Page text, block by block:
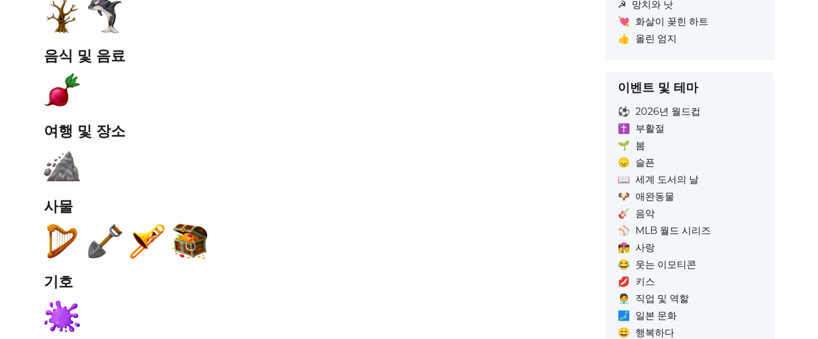
음식 및 음료
여행 및 장소
사물
기호
☭ 망치와 낫
💘 화살이 꽂힌 하트
👍
올린 엄지
이벤트 및 테마
⚽ 2026년 월드컵
✝️
부활절
🌱 봄
😞 슬픈
📖 세계 도서의 날
🐶 애완동물
🎸 음악
⚾ MLB 월드 시리즈
👩‍❤️‍💋‍👨 사랑
😂 웃는 이모티콘
💋 키스
🧑‍💼
직업 및 역할
🗾
일본 문화
😄 행복하다